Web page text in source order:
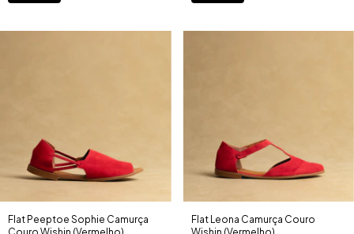
Flat Peeptoe Sophie Camurça
Flat Leona Camurça Couro